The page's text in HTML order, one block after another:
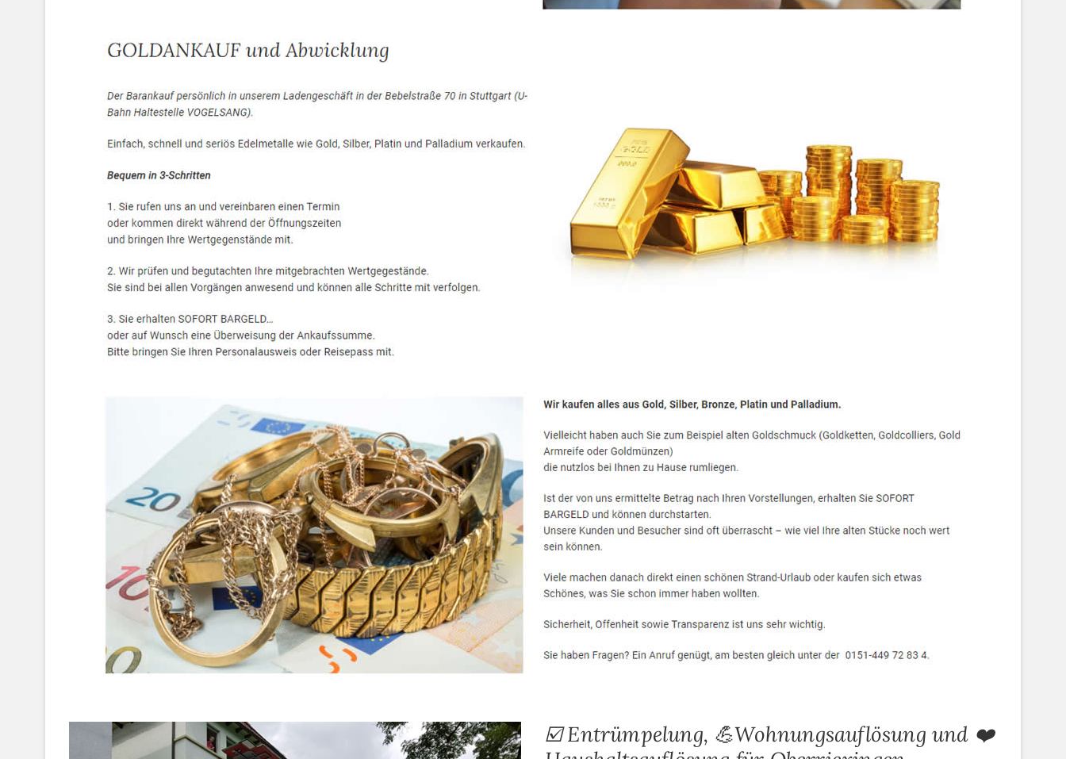
☑️ Entrümpelung, 💪Wohnungsauflösung und ❤️